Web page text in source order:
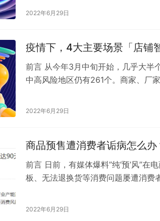
2022年6月29日
疫情下，4大主要场景「店铺
前言 从今年3月中旬开始，几乎大半
中高风险地区仍有261个。商家、厂
2022年6月29日
商品预售遭消费者诟病怎么
前言 日前，有媒体爆料”纯’预’风”在
板、无法退换货等消费问题屡遭消费
2022年6月29日